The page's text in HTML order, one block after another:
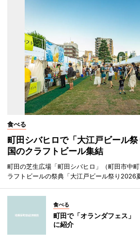
食べる
町田シバヒロで「大江戸ビール
国のクラフトビール集結
町田の芝生広場「町田シバヒロ」（町田市中
ラフトビールの祭典「大江戸ビール祭り2026
食べる
町田で「オランダフェス
に紹介